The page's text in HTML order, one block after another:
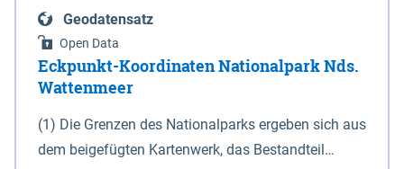
Geodatensatz
Open Data
Eckpunkt-Koordinaten Nationalpark Nds.
Wattenmeer
(1) Die Grenzen des Nationalparks ergeben sich aus
dem beigefügten Kartenwerk, das Bestandteil